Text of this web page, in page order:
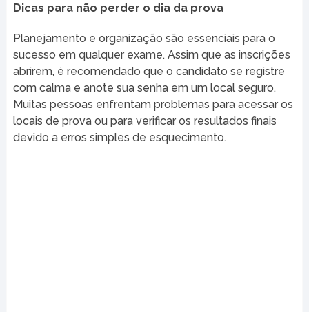
Dicas para não perder o dia da prova
Planejamento e organização são essenciais para o
sucesso em qualquer exame. Assim que as inscrições
abrirem, é recomendado que o candidato se registre
com calma e anote sua senha em um local seguro.
Muitas pessoas enfrentam problemas para acessar os
locais de prova ou para verificar os resultados finais
devido a erros simples de esquecimento.